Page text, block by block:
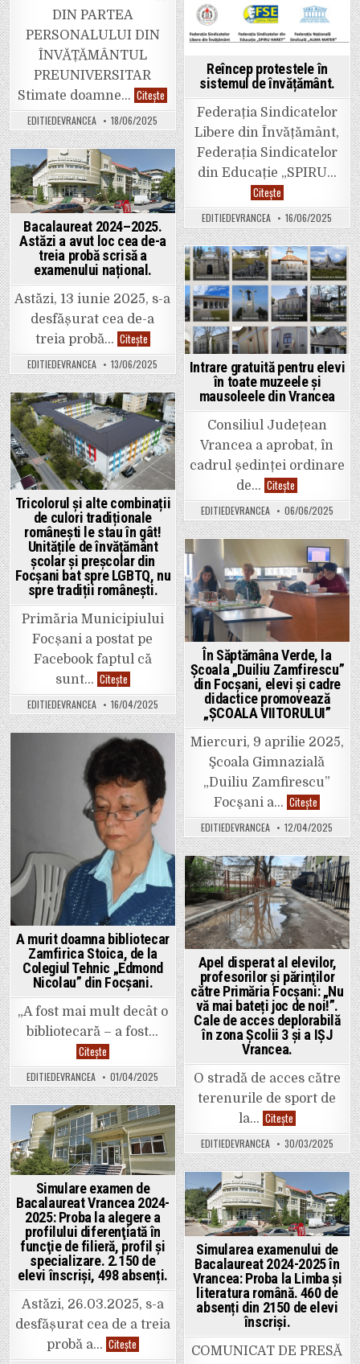
procente
promovare
au
liceele
din
Vrancea
DIN PARTEA
PERSONALULUI DIN
ÎNVĂȚĂMÂNTUL
PREUNIVERSITAR
Stimate doamne… Citește Lista
completă
de
revendicări
ale
personalului
învățământ.
Fără
o
educație
de
calitate,
vom
mai
avea
țară
profesioniști
în
niciun
domeniu!
EDITIEDEVRANCEA 18/06/2025
Posted
in
Reîncep protestele în
sistemul de învățământ.
Federația Sindicatelor
Libere din Învățământ,
Federația Sindicatelor
din Educație „SPIRU…
CiteșteReîncep
protestele
în
sistemul
de
învățământ.
EDITIEDEVRANCEA 16/06/2025
Posted
in
Bacalaureat 2024–2025.
Astăzi a avut loc cea de-a
treia probă scrisă a
examenului național.
Astăzi, 13 iunie 2025, s-a
desfășurat cea de-a
treia probă… CiteșteBacalaureat
2024–
2025.
Astăzi
a
avut
loc
cea
de-
a
treia
probă
scrisă
a
examenului
național.
EDITIEDEVRANCEA 13/06/2025
Posted
in
Intrare gratuită pentru elevi
în toate muzeele și
mausoleele din Vrancea
Consiliul Județean
Vrancea a aprobat, în
cadrul ședinței ordinare
de… Citește
gratuită
pentru
elevi
în
toate
muzeele
și
mausoleele
din
Vrancea
EDITIEDEVRANCEA 06/06/2025
Posted
in
Tricolorul și alte combinații
de culori tradiționale
românești le stau în gât!
Unitățile de învățământ
școlar și preșcolar din
Focșani bat spre LGBTQ, nu
spre tradiții românești.
Primăria Municipiului
Focșani a postat pe
Facebook faptul că
sunt… CiteșteTricolorul
și
alte
combinații
de
culori
tradiționale
românești
stau
în
gât!
Unitățile
de
învățământ
școlar
și
preșcolar
din
Focșani
bat
spre
LGBTQ,
nu
spre
tradiții
românești.
EDITIEDEVRANCEA 16/04/2025
Posted
in
În Săptămâna Verde, la
Școala „Duiliu Zamfirescu”
din Focșani, elevi și cadre
didactice promovează
„ȘCOALA VIITORULUI”
Miercuri, 9 aprilie 2025,
Şcoala Gimnazială
„Duiliu Zamfirescu”
Focşani a… Citește
Săptămâna
Verde,
la
Școala
„Duiliu
din
Focșani,
elevi
și
cadre
didactice
„ȘCOALA
EDITIEDEVRANCEA 12/04/2025
A murit doamna bibliotecar
Zamfirica Stoica, de la
Colegiul Tehnic „Edmond
Nicolau” din Focșani.
„A fost mai mult decât o
bibliotecară – a fost…
CiteșteA
murit
doamna
bibliotecar
Zamfirica
Stoica,
de
la
Colegiul
Tehnic
„Edmond
Nicolau”
din
Focșani.
EDITIEDEVRANCEA 01/04/2025
Posted
in
Apel disperat al elevilor,
profesorilor și părinților
către Primăria Focșani: „Nu
vă mai bateți joc de noi!”.
Cale de acces deplorabilă
în zona Școlii 3 și a IȘJ
Vrancea.
O stradă de acces către
terenurile de sport de
la… CiteșteApel
disperat
al
elevilor,
profesorilor
și
către
Primăria
Focșani:
„Nu
vă
mai
bateți
joc
de
noi!”.
Cale
de
acces
în
zona
Școlii
EDITIEDEVRANCEA 30/03/2025
Posted
in
Simulare examen de
Bacalaureat Vrancea 2024-
2025: Proba la alegere a
profilului diferenţiată în
funcţie de filieră, profil şi
specializare. 2.150 de
elevi înscriși, 498 absenți.
Astăzi, 26.03.2025, s-a
desfășurat cea de a treia
probă a… CiteșteSimulare
examen
Posted
in
Simularea examenului de
Bacalaureat 2024-2025 în
Vrancea: Proba la Limba și
literatura română. 460 de
absenți din 2150 de elevi
înscriși.
COMUNICAT DE PRESĂ